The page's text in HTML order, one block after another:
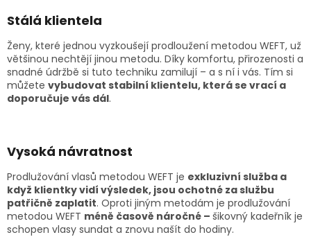
Stálá klientela
Ženy, které jednou vyzkoušejí prodloužení metodou WEFT, už
většinou nechtějí jinou metodu. Díky komfortu, přirozenosti a
snadné údržbě si tuto techniku zamilují – a s ní i vás. Tím si
můžete vybudovat stabilní klientelu, která se vrací a
doporučuje vás dál.
Vysoká návratnost
Prodlužování vlasů metodou WEFT je exkluzivní služba a
když klientky vidí výsledek, jsou ochotné za službu
patřičně zaplatit. Oproti jiným metodám je prodlužování
metodou WEFT méně časově náročné – šikovný kadeřník je
schopen vlasy sundat a znovu našít do hodiny.